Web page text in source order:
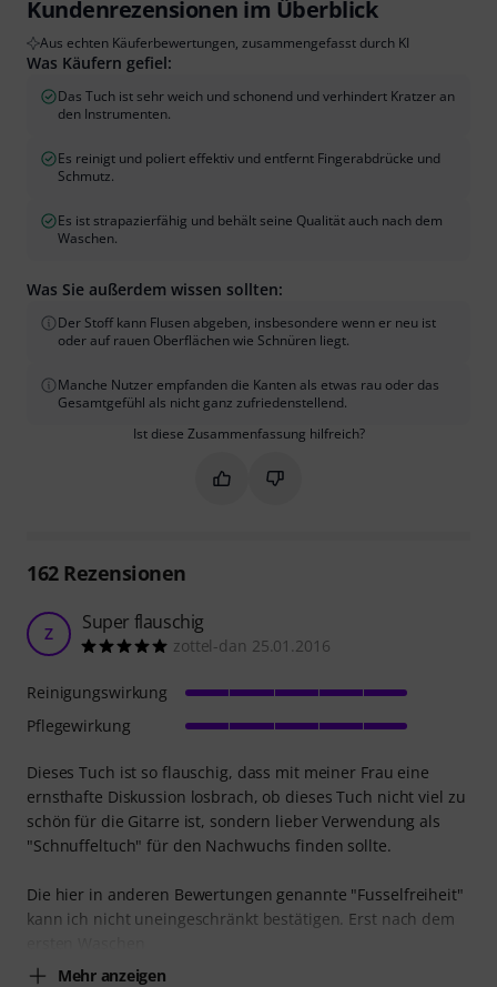
Kundenrezensionen im Überblick
Aus echten Käuferbewertungen, zusammengefasst durch KI
Was Käufern gefiel:
Das Tuch ist sehr weich und schonend und verhindert Kratzer an
den Instrumenten.
Es reinigt und poliert effektiv und entfernt Fingerabdrücke und
Schmutz.
Es ist strapazierfähig und behält seine Qualität auch nach dem
Waschen.
Was Sie außerdem wissen sollten:
Der Stoff kann Flusen abgeben, insbesondere wenn er neu ist
oder auf rauen Oberflächen wie Schnüren liegt.
Manche Nutzer empfanden die Kanten als etwas rau oder das
Gesamtgefühl als nicht ganz zufriedenstellend.
Ist diese Zusammenfassung hilfreich?
Markieren Sie diese
Markieren Sie diese
162Rezensionen
Z Super flauschig
zottel-dan 25.01.2016
Dieses Tuch ist so flauschig, dass mit meiner Frau eine
ernsthafte Diskussion losbrach, ob dieses Tuch nicht viel zu
schön für die Gitarre ist, sondern lieber Verwendung als
"Schnuffeltuch" für den Nachwuchs finden sollte.
Die hier in anderen Bewertungen genannte "Fusselfreiheit"
kann ich nicht uneingeschränkt bestätigen. Erst nach dem
Mehr anzeigen
Reinigungswirkung
Pflegewirkung